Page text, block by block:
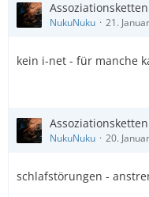
Assoziationsketten
NukuNuku 21.
kein i-net - für manche
Assoziationsketten
NukuNuku 20.
schlafstörungen -